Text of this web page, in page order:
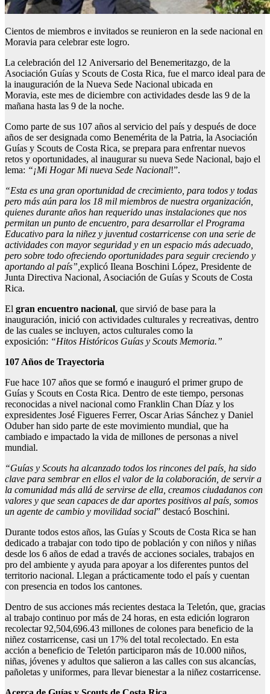
Cientos de miembros e invitados se reunieron en la sede nacional en
Moravia para celebrar este logro.
La celebración del 12 Aniversario del Benemeritazgo, de la
Asociación Guías y Scouts de Costa Rica, fue el marco ideal para de
la inauguración de la Nueva Sede Nacional ubicada en
Moravia, este mes de diciembre con actividades desde las 9 de la
mañana hasta las 9 de la noche.
Como parte de sus 107 años al servicio del país y después de doce
años de ser designada como Benemérita de la Patria, la Asociación
Guías y Scouts de Costa Rica, se prepara para enfrentar nuevos
retos y oportunidades, al inaugurar su nueva Sede Nacional, bajo el
lema: “¡Mi Hogar Mi nueva Sede Nacional!”.
“Esta es una gran oportunidad de crecimiento, para todos y todas
pero más aún para los 18 mil miembros de nuestra organización,
quienes durante años han requerido unas instalaciones que nos
permitan un punto de encuentro, para desarrollar el Programa
Educativo para la niñez y juventud costarricense con una serie de
actividades con mayor seguridad y en un espacio más adecuado,
pero sobre todo ofreciendo oportunidades para seguir creciendo y
aportando al país”,explicó Ileana Boschini López, Presidente de
Junta Directiva Nacional, Asociación de Guías y Scouts de Costa
Rica.
El gran encuentro nacional, que sirvió de base para la
inauguración, inició con actividades culturales y recreativas, dentro
de las cuales se incluyen, actos culturales como la
exposición: “Hitos Históricos Guías y Scouts Memoria.”
107 Años de Trayectoria
Fue hace 107 años que se formó e inauguró el primer grupo de
Guías y Scouts en Costa Rica. Dentro de este tiempo, personas
reconocidas a nivel nacional como Franklin Chan Díaz y los
expresidentes José Figueres Ferrer, Oscar Arias Sánchez y Daniel
Oduber han sido parte de este movimiento mundial, que ha
cambiado e impactado la vida de millones de personas a nivel
mundial.
“Guías y Scouts ha alcanzado todos los rincones del país, ha sido
clave para sembrar en ellos el valor de la colaboración, de servir a
la comunidad más allá de servirse de ella, creamos ciudadanos con
valores y que sean capaces de dar aportes positivos al país, somos
un agente de cambio y movilidad social” destacó Boschini.
Durante todos estos años, las Guías y Scouts de Costa Rica se han
dedicado a trabajar con todo tipo de población y con niños y niñas
desde los 6 años de edad a través de acciones sociales, trabajos en
pro del ambiente y ayuda para apoyar a los diferentes puntos del
territorio nacional. Llegan a prácticamente todo el país y cuentan
con presencia en todos los cantones.
Dentro de sus acciones más recientes destaca la Teletón, que, gracias
al trabajo continuo por más de 24 horas, en esta edición lograron
recolectar 92,504,696.43 millones de colones para beneficio de la
niñez costarricense, casi un 17% del total recolectado. En esta
acción a beneficio de Teletón participaron más de 10.000 niños,
niñas, jóvenes y adultos que salieron a las calles con sus alcancías,
pañoletas y uniformes, para llevar bienestar a la niñez costarricense.